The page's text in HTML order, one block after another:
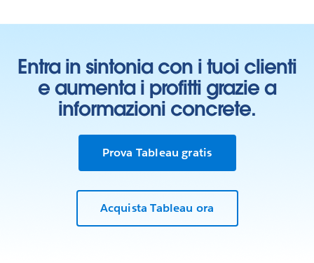
Entra in sintonia con i tuoi clienti
e aumenta i profitti grazie a
informazioni concrete.
Prova Tableau gratis
Acquista Tableau ora